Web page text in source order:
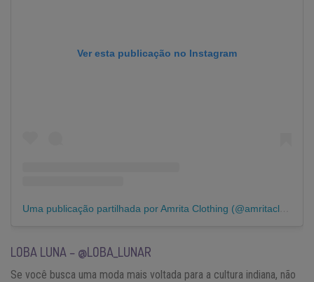
Ver esta publicação no Instagram
Uma publicação partilhada por Amrita Clothing (@amritaclothing)
LOBA LUNA – @LOBA_LUNAR
Se você busca uma moda mais voltada para a cultura indiana, não